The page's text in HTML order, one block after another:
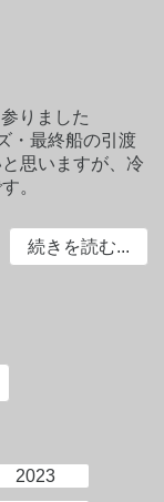
りました
・最終船の引渡
思いますが、冷
。
続きを読む...
2023